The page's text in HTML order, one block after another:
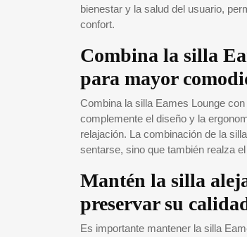
bienestar y la salud del usuario,
confort.
Combina la silla
para mayor
Combina la silla Eames Lounge
complemente el diseño y la
relajación. La combinación de la
sentarse, sino que también realza
Mantén la silla
preservar su
Es importante mantener la silla